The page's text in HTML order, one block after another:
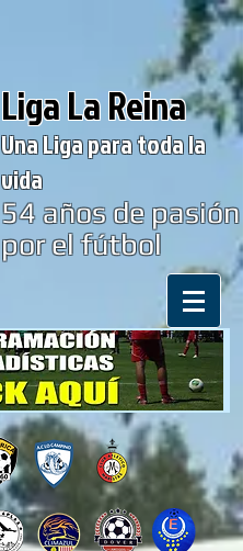
Liga La Reina
Una Liga para toda la
vida
54años de pasión
por el fútbol